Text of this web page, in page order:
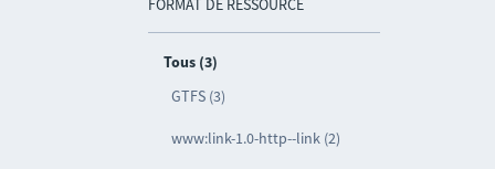
FORMAT DE RESSOURCE
Tous (3)
GTFS (3)
www:link-1.0-http--link (2)